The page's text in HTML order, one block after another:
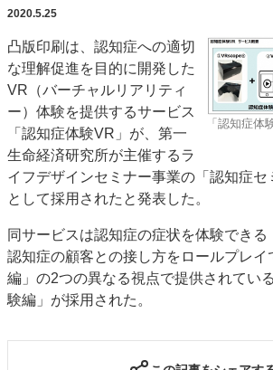
デジタル印刷
SDGs・地域
ポストプレス ビジネス イベン
市場・統計
人事・移転・異動・訃報
特集記事カテゴリー一覧
特集・デジタル印刷 アイデアで勝負！ ～多様なビジ
JAPAN PACK 2023 特集
中古印刷機・製本機特集
2022 見える化・MIS特集
2022 検査・校正特集
特集・デジタル印刷 ～ 新成長軌道を描く
案内
発刊案内
JFPI印刷用語集
購読・購入申し込み
2020.5.25
「認知症
凸版印刷は、認知症への適切
な理解促進を目的に開発した
VR（バーチャルリアリティ
ー）体験を提供するサービス
「認知症体験VR」が、第一
生命経済研究所が主催するラ
イフデザインセミナー事業の「認知症
として採用されたと発表した。
同サービスは認知症の症状を体験できる
認知症の顧客との接し方をロールプレイ
編」の2つの異なる視点で提供されてい
験編」が採用された。